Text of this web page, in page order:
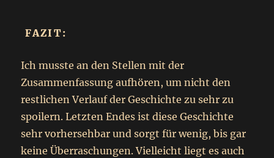
FAZIT:
Ich musste an den Stellen mit der
Zusammenfassung aufhören, um nicht den
restlichen Verlauf der Geschichte zu sehr zu
spoilern. Letzten Endes ist diese Geschichte
sehr vorhersehbar und sorgt für wenig, bis gar
keine Überraschungen. Vielleicht liegt es auch